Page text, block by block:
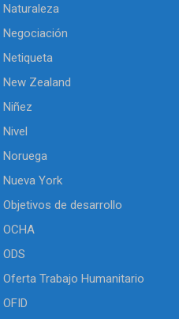
Naturaleza
Negociación
Netiqueta
New Zealand
Niñez
Nivel
Noruega
Nueva York
Objetivos de desarrollo
OCHA
ODS
Oferta Trabajo Humanitario
OFID